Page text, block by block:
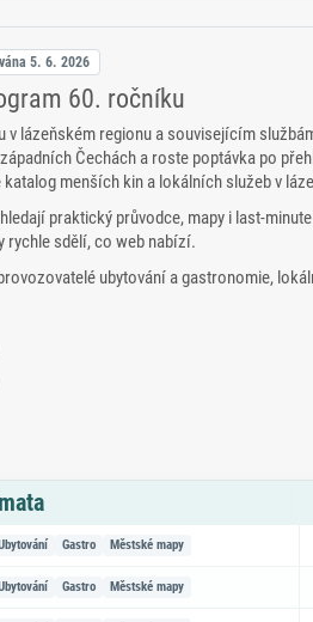
5. 6. 2026
60. ročníku
v lázeňském regionu a souvisejícím
Čechách a roste poptávka po
menších kin a lokálních služeb v
praktický průvodce, mapy i
rychle sdělí, co web nabízí.
ubytování a gastronomie,
na objednávku
Gastro Městské mapy
Gastro Městské mapy